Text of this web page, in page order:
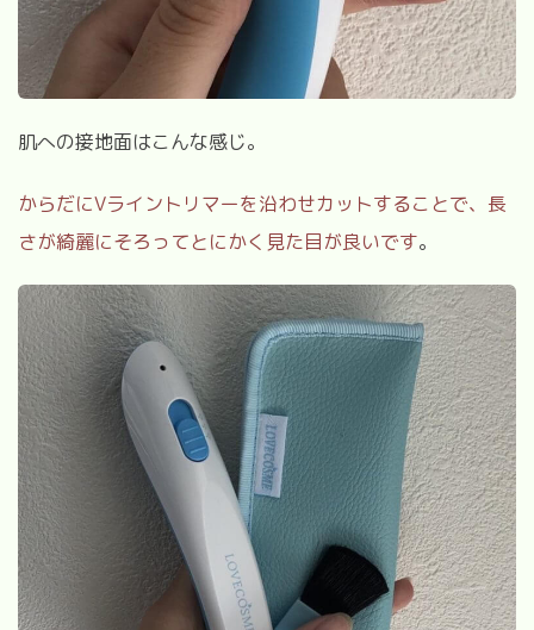
肌への接地面はこんな感じ。
からだにVライントリマーを沿わせカットすることで、長
さが綺麗にそろってとにかく見た目が良いです。